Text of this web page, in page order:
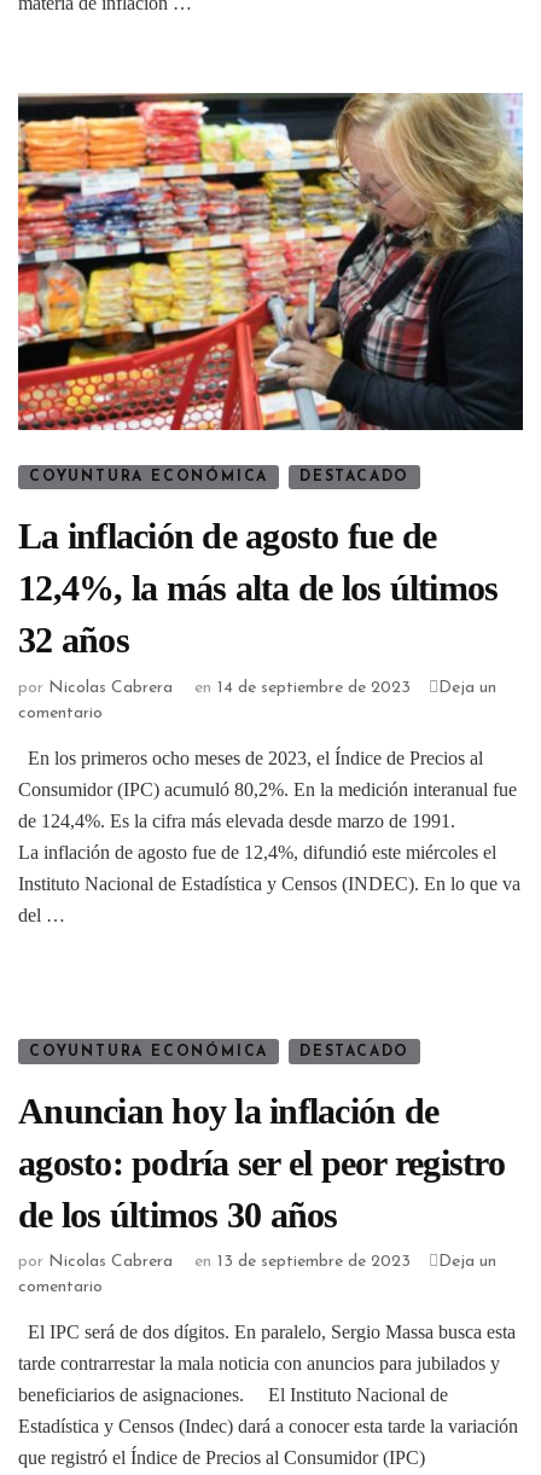
COYUNTURA ECONÓMICA DESTACADO
La inflación de agosto fue de
12,4%, la más alta de los últimos
32 años
por Nicolas Cabrera en 14 de septiembre de 2023
Deja un
comentario
En los primeros ocho meses de 2023, el Índice de Precios al
Consumidor (IPC) acumuló 80,2%. En la medición interanual fue
de 124,4%. Es la cifra más elevada desde marzo de 1991.
La inflación de agosto fue de 12,4%, difundió este miércoles el
Instituto Nacional de Estadística y Censos (INDEC). En lo que va
del …
COYUNTURA ECONÓMICA DESTACADO
Anuncian hoy la inflación de
agosto: podría ser el peor registro
de los últimos 30 años
por Nicolas Cabrera en 13 de septiembre de 2023
Deja un
comentario
El IPC será de dos dígitos. En paralelo, Sergio Massa busca esta
tarde contrarrestar la mala noticia con anuncios para jubilados y
beneficiarios de asignaciones. El Instituto Nacional de
Estadística y Censos (Indec) dará a conocer esta tarde la variación
que registró el Índice de Precios al Consumidor (IPC)